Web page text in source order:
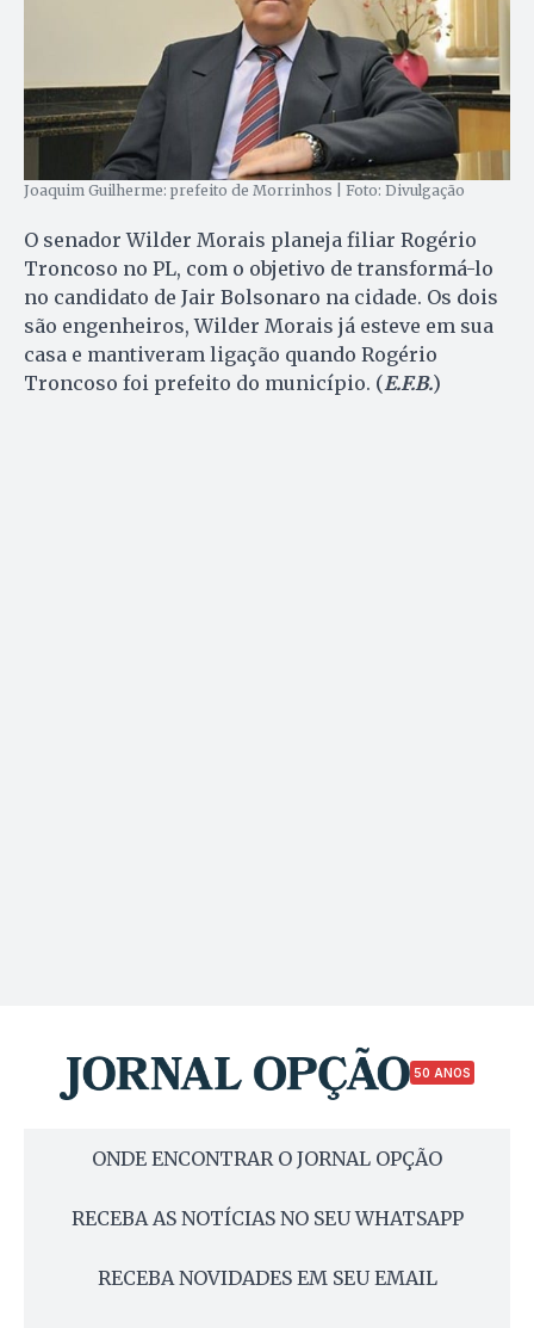
Joaquim Guilherme: prefeito de Morrinhos | Foto: Divulgação
O senador Wilder Morais planeja filiar Rogério
Troncoso no PL, com o objetivo de transformá-lo
no candidato de Jair Bolsonaro na cidade. Os dois
são engenheiros, Wilder Morais já esteve em sua
casa e mantiveram ligação quando Rogério
Troncoso foi prefeito do município. (E.F.B.)
50 ANOS
ONDE ENCONTRAR O JORNAL OPÇÃO
RECEBA AS NOTÍCIAS NO SEU WHATSAPP
RECEBA NOVIDADES EM SEU EMAIL